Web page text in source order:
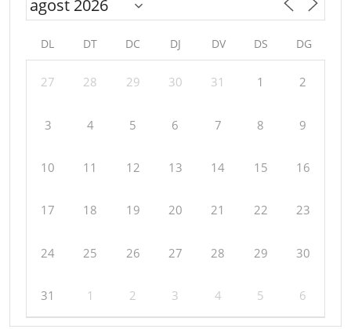
DL DT DC DJ DV DS DG
27 28 29 30 31 1 2
3 4 5 6 7 8 9
10 11 12 13 14 15 16
17 18 19 20 21 22 23
24 25 26 27 28 29 30
31 1 2 3 4 5 6